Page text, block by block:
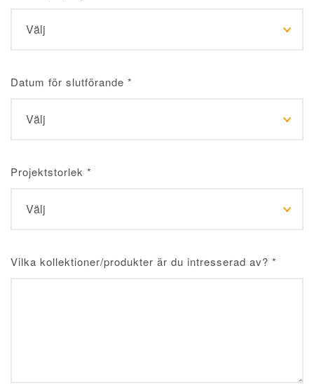
Datum för slutförande *
Projektstorlek *
Vilka kollektioner/produkter är du intresserad av? *